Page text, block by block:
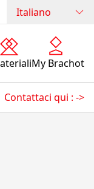
Italiano
My Brachot
Contattaci qui : ->